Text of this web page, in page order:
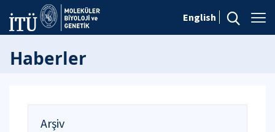
English
Haberler
Arşiv